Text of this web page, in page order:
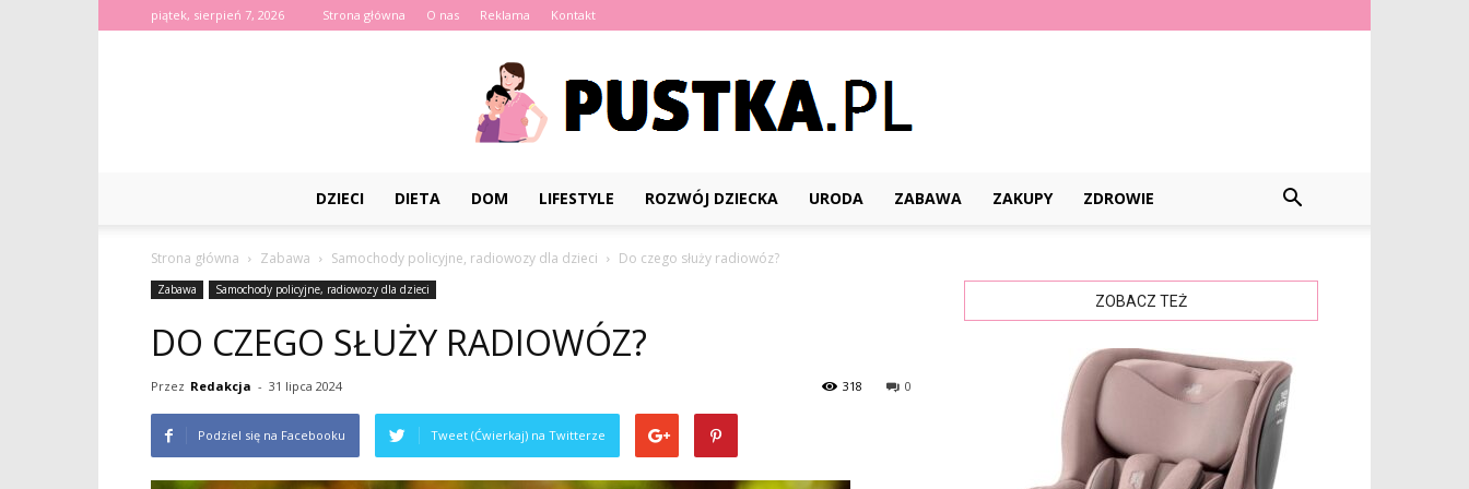
piątek, sierpień 7, 2026 Strona główna O nas Reklama Kontakt
DZIECI DIETA DOM LIFESTYLE ROZWÓJ DZIECKA URODA ZABAWA ZAKUPY ZDROWIE
Strona główna Zabawa Samochody policyjne, radiowozy dla dzieci Do czego służy radiowóz?
Zabawa Samochody policyjne, radiowozy dla dzieci
DO CZEGO SŁUŻY RADIOWÓZ?
Przez Redakcja - 31 lipca 2024 0
318
Podziel się na Facebooku Tweet (Ćwierkaj) na Twitterze
ZOBACZ TEŻ